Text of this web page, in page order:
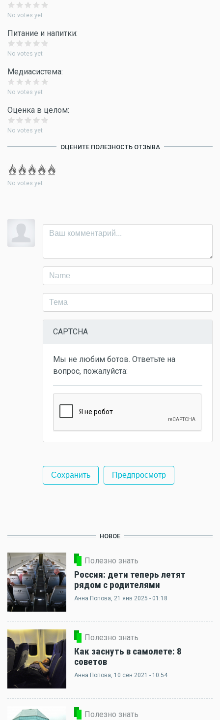
No votes yet
Питание и напитки:
No votes yet
Медиасистема:
No votes yet
Оценка в целом:
No votes yet
ОЦЕНИТЕ ПОЛЕЗНОСТЬ ОТЗЫВА
No votes yet
CAPTCHA
Мы не любим ботов. Ответьте на
вопрос, пожалуйста:
НОВОЕ
Полезно знать
Россия: дети теперь летят
рядом с родителями
Анна Попова, 21 янв 2025 - 01:18
Полезно знать
Как заснуть в самолете: 8
советов
Анна Попова, 10 сен 2021 - 10:54
Полезно знать